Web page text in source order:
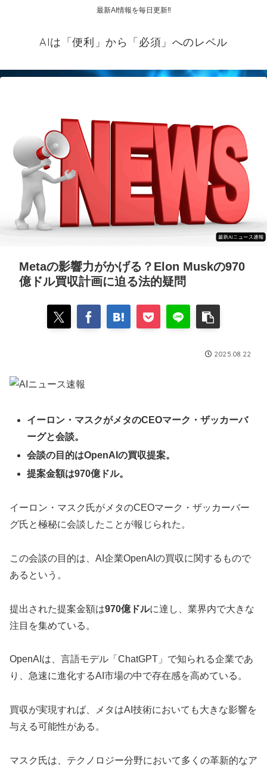
最新AI情報を毎日更新‼
AIは「便利」から「必須」へのレベル
Metaの影響力がかげる？Elon Muskの970
億ドル買収計画に迫る法的疑問
2025.08.22
イーロン・マスクがメタのCEOマーク・ザッカーバ
ーグと会談。
会談の目的はOpenAIの買収提案。
提案金額は970億ドル。
イーロン・マスク氏がメタのCEOマーク・ザッカーバー
グ氏と極秘に会談したことが報じられた。
この会談の目的は、AI企業OpenAIの買収に関するもので
あるという。
提出された提案金額は970億ドルに達し、業界内で大きな
注目を集めている。
OpenAIは、言語モデル「ChatGPT」で知られる企業であ
り、急速に進化するAI市場の中で存在感を高めている。
買収が実現すれば、メタはAI技術においても大きな影響を
与える可能性がある。
マスク氏は、テクノロジー分野において多くの革新的なア